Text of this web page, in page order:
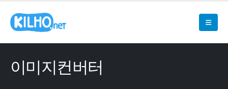
이미지컨버터